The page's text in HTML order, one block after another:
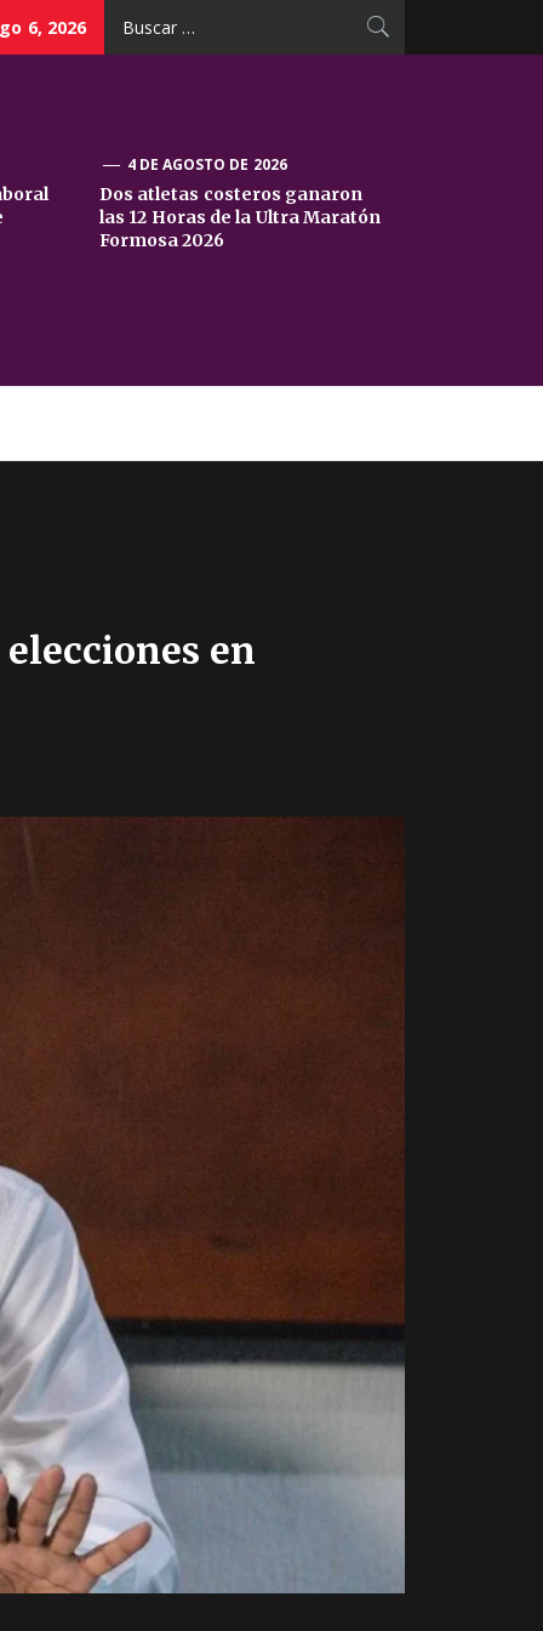
6, 2026
4 DE AGOSTO DE 2026
Dos atletas costeros ganaron
las 12 Horas de la Ultra Maratón
Formosa 2026
en